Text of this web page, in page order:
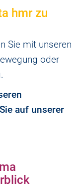
hmr zu
Sie mit unseren
oder
auf unserer